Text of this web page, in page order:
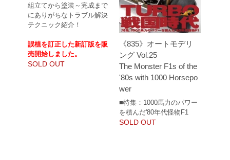
組立てから塗装～完成まで
にありがちなトラブル解決
テクニック紹介！
誤植を訂正した新訂版を販
売開始しました。
SOLD OUT
《835》オートモデリ
ング Vol.25
The Monster F1s of the
'80s with 1000 Horsepo
wer
■特集：1000馬力のパワー
を積んだ'80年代怪物F1
SOLD OUT